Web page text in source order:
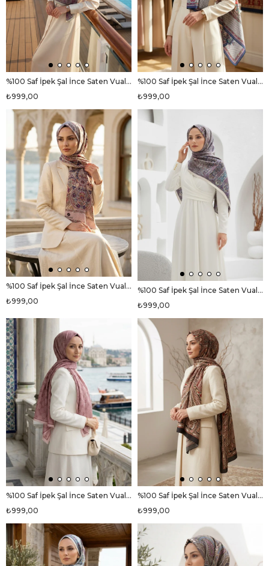
%100 Saf İpek Şal İnce Saten Vual Dokuma Etnik Desenli Haki - Mor Renkli 90x210 Şal
₺999,00
%100 Saf İpek Şal İnce Saten Vual Dokuma Etro Desenli Lacivert - Turuncu Renkli 90x210 Şal
₺999,00
%100 Saf İpek Şal İnce Saten Vual Dokuma Etro Desenli Bej - Mürdüm Renkli 90x210 Şal
₺999,00
%100 Saf İpek Şal İnce Saten Vual Dokuma Etnik Desenli Krem - Gül Kurusu Renkli 90x210 Şal
₺999,00
%100 Saf İpek Şal İnce Saten Vual Dokuma V Logo Desenli Gül Kurusu Renkli 90x210 Şal
₺999,00
%100 Saf İpek Şal İnce Saten Vual Dokuma Etro Desenli Siyah - Bordo Renkli 90x210 Şal
₺999,00